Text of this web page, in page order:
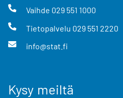
Vaihde 029 551 1000
Tietopalvelu 029 551 2220
info@stat.fi
Kysy meiltä